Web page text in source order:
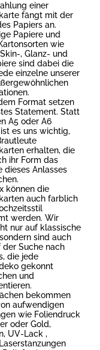
einer
fängt mit der
Papiers an.
Papiere und
wie
, Glanz- und
sind dabei die
einzelne unserer
Format setzen
Statement. Statt
A5 oder A6
es uns wichtig,
erhalten, die
ihr Form das
dieses Anlasses
können die
auch farblich
werden. Wir
nur auf klassische
sind auch
der Suche nach
die jede
gekonnt
und
bekommen
aufwendigen
wie Foliendruck
oder Gold,
UV-Lack ,